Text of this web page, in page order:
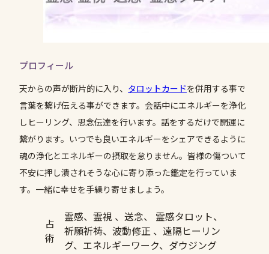
プロフィール
天からの声が断片的に入り、 タロットカードを併用する事で
言葉を繋げ伝える事ができます。会話中にエネルギーを浄化
しヒーリング、思念伝達を行います。話をするだけで開運に
繋がります。いつでも良いエネルギーをシェアできるように
魂の浄化とエネルギーの摂取を怠りません。皆様の傷ついて
不安に押し潰されそうな心に寄り添った鑑定を行っていま
す。一緒に幸せを手繰り寄せましょう。
占
術
霊感、霊視 、送念、 霊感タロット、
祈願祈祷、波動修正 、遠隔ヒーリン
グ、エネルギーワーク、ダウジング